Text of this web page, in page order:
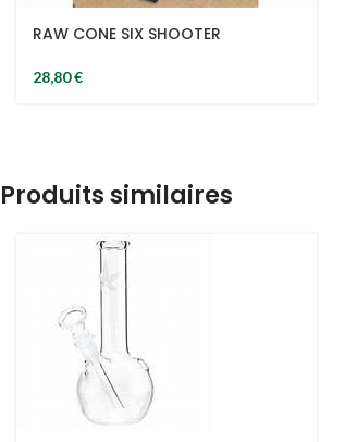
RAW CONE SIX SHOOTER
28,80€
Produits similaires